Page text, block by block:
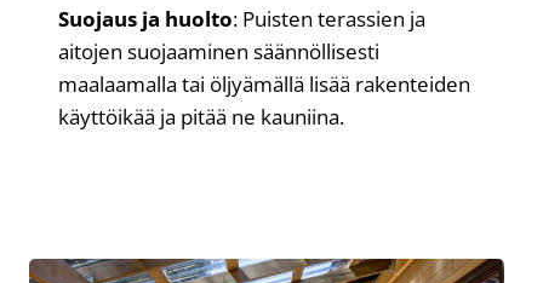
Suojaus ja huolto: Puisten terassien ja
aitojen suojaaminen säännöllisesti
maalaamalla tai öljyämällä lisää rakenteiden
käyttöikää ja pitää ne kauniina.